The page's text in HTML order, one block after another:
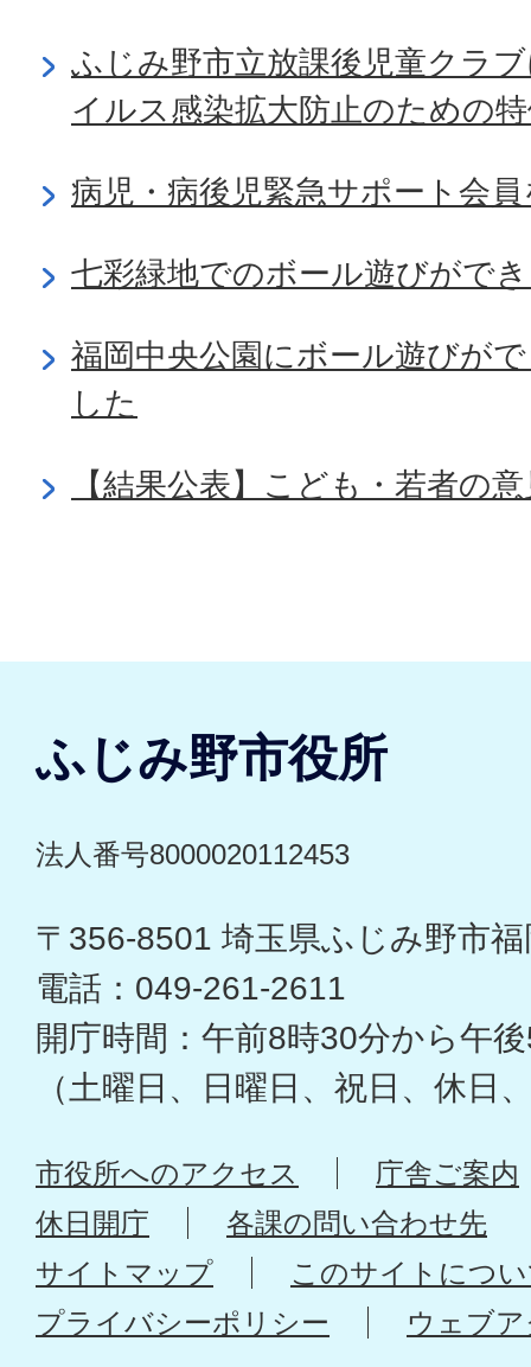
ふじみ野市立放課後児童クラ
イルス感染拡大防止のための
病児・病後児緊急サポート会
七彩緑地でのボール遊びがで
福岡中央公園にボール遊びが
した
【結果公表】こども・若者の
ふじみ野市役所
法人番号8000020112453
〒356-8501 埼玉県ふじみ野市
電話：049-261-2611
開庁時間：午前8時30分から午
（土曜日、日曜日、祝日、休日
市役所へのアクセス
庁舎ご案内
休日開庁
各課の問い合わせ先
サイトマップ
このサイトにつ
プライバシーポリシー
ウェブ